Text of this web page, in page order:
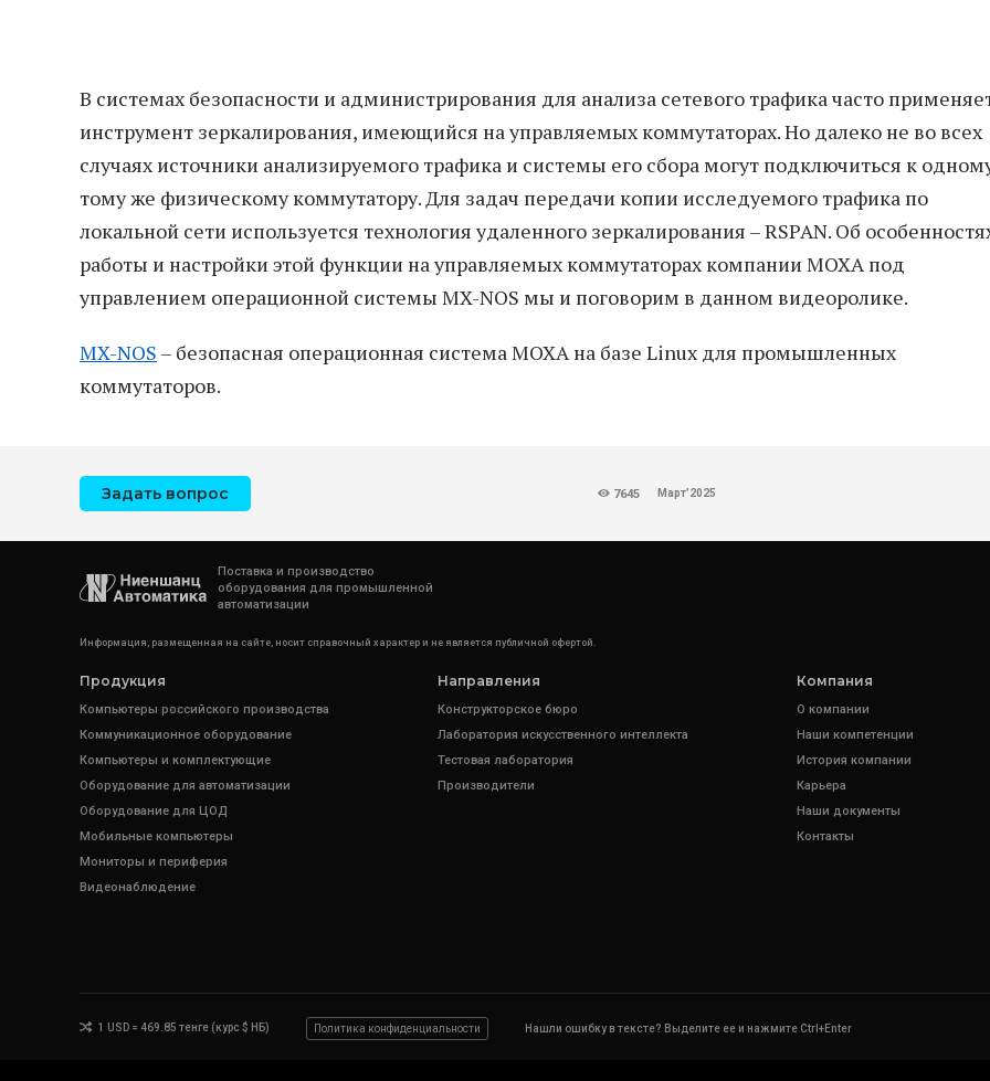
В системах безопасности и администрирования для анализа сетевого трафика часто
инструмент зеркалирования, имеющийся на управляемых коммутаторах. Но далеко не во всех
случаях источники анализируемого трафика и системы его сбора могут подключиться к
тому же физическому коммутатору. Для задач передачи копии исследуемого трафика по
локальной сети используется технология удаленного зеркалирования – RSPAN. Об
работы и настройки этой функции на управляемых коммутаторах компании MOXA под
управлением операционной системы MX-NOS мы и поговорим в данном видеоролике.
MX-NOS – безопасная операционная система MOXA на базе Linux для промышленных
коммутаторов.
Задать вопрос 7645 Март’2025
Поставка и производство
оборудования для промышленной
автоматизации
Информация, размещенная на сайте, носит справочный характер и не является публичной офертой.
Продукция
Компьютеры российского производства
Коммуникационное оборудование
Компьютеры и комплектующие
Оборудование для автоматизации
Оборудование для ЦОД
Мобильные компьютеры
Мониторы и периферия
Видеонаблюдение
Направления
Конструкторское бюро
Лаборатория искусственного интеллекта
Тестовая лаборатория
Производители
Компания
О компании
Наши компетенции
История компании
Карьера
Наши документы
Контакты
1 USD = 469.85 тенге (курс $ НБ) Политика конфиденциальности Нашли ошибку в тексте? Выделите ее и нажмите Ctrl+Enter